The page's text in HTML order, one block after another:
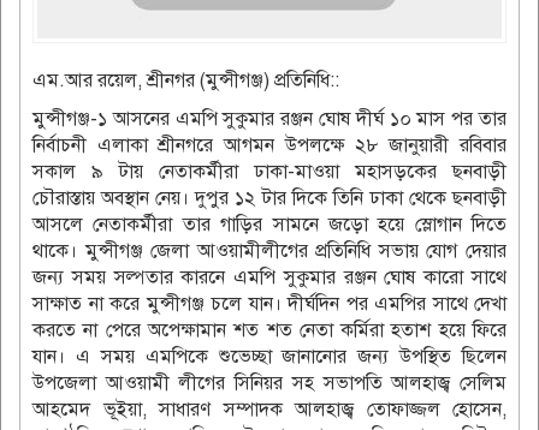
এম.আর রয়েল, শ্রীনগর (মুন্সীগঞ্জ) প্রতিনিধি::
মুন্সীগঞ্জ-১ আসনের এমপি সুকুমার রঞ্জন ঘোষ দীর্ঘ ১০ মাস পর তার
নির্বাচনী এলাকা শ্রীনগরে আগমন উপলক্ষে ২৮ জানুয়ারী রবিবার
সকাল ৯ টায় নেতাকর্মীরা ঢাকা-মাওয়া মহাসড়কের ছনবাড়ী
চৌরাস্তায় অবস্থান নেয়। দুপুর ১২ টার দিকে তিনি ঢাকা থেকে ছনবাড়ী
আসলে নেতাকর্মীরা তার গাড়ির সামনে জড়ো হয়ে স্লোগান দিতে
থাকে। মুন্সীগঞ্জ জেলা আওয়ামীলীগের প্রতিনিধি সভায় যোগ দেয়ার
জন্য সময় সল্পতার কারনে এমপি সুকুমার রঞ্জন ঘোষ কারো সাথে
সাক্ষাত না করে মুন্সীগঞ্জ চলে যান। দীর্ঘদিন পর এমপির সাথে দেখা
করতে না পেরে অপেক্ষামান শত শত নেতা কর্মিরা হতাশ হয়ে ফিরে
যান। এ সময় এমপিকে শুভেচ্ছা জানানোর জন্য উপস্থিত ছিলেন
উপজেলা আওয়ামী লীগের সিনিয়র সহ সভাপতি আলহাজ্ব সেলিম
আহমেদ ভূইয়া, সাধারণ সম্পাদক আলহাজ্ব তোফাজ্জল হোসেন,